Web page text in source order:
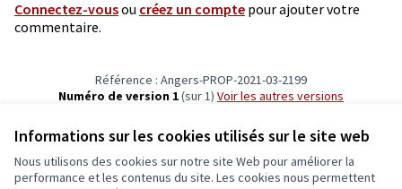
Informations sur les cookies utilisés sur le site web
Nous utilisons des cookies sur notre site Web pour améliorer la
performance et les contenus du site. Les cookies nous permettent
Connectez-vousou créez un compte pour ajouter votre
commentaire.
Référence : Angers-PROP-2021-03-2199
Numéro de version 1(sur 1)
voir les autres versions
Conditions d'utilisation
Paramètres des cookies